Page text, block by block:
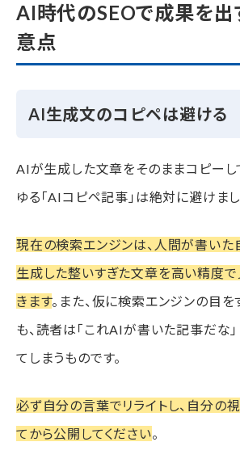
AI時代のSEOで成果を出
意点
AI生成文のコピペは避ける
AIが生成した文章をそのままコピーし
ゆる「AIコピペ記事」は絶対に避けまし
現在の検索エンジンは、人間が書い
生成した整いすぎた文章を高い精度
きます。また、仮に検索エンジンの目を
も、読者は「これAIが書いた記事だな
てしまうものです。
必ず自分の言葉でリライトし、自分の
てから公開してください。